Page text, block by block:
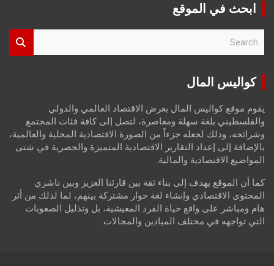
ابحث في الموقع
r
كواليس المال
يقوم موقع كواليس المال بعرض الاقتصاد العالمي والدولي
والفلسطيني بلغة سهلة ومعاصرة، لتصل إلى كافة فئات المجتمع
وشرائحه، وذلك لجعله جزءاً من الصورة الاقتصادية المحلية والعالمية،
بالإضافة إلى إعداد التقارير الاقتصادية المتميزة والحصرية في شتى
المواضيع الاقتصادية والمالية.
كما أن الموقع يهدف إلى بناء ثقة بين قارئنا العزيز وبين ناشري
المحتوى الاقتصادي وإنشاء لغة حوار مشتركة بينهم، لما لذلك من أثر
هام ومباشر على واقع حياة الفرد المعيشية، بل وتذليل الصعوبات
التي تواجهه في مختلف الميادين والمجالات.